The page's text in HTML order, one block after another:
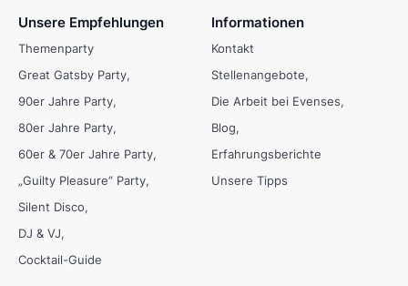
Unsere Empfehlungen
Themenparty
Great Gatsby Party
90er Jahre Party
80er Jahre Party
60er & 70er Jahre Party
„Guilty Pleasure“ Party
Silent Disco
DJ & VJ
Cocktail-Guide
Informationen
Kontakt
Stellenangebote
Die Arbeit bei Evenses
Blog
Erfahrungsberichte
Unsere Tipps